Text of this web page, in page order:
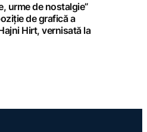
urme de nostalgie”
de grafică a
Hirt, vernisată la